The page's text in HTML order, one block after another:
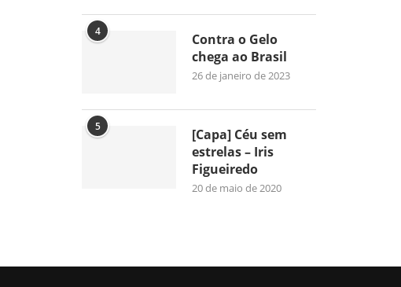
4
Contra o Gelo
chega ao Brasil
26 de janeiro de 2023
5
[Capa] Céu sem
estrelas – Iris
Figueiredo
20 de maio de 2020